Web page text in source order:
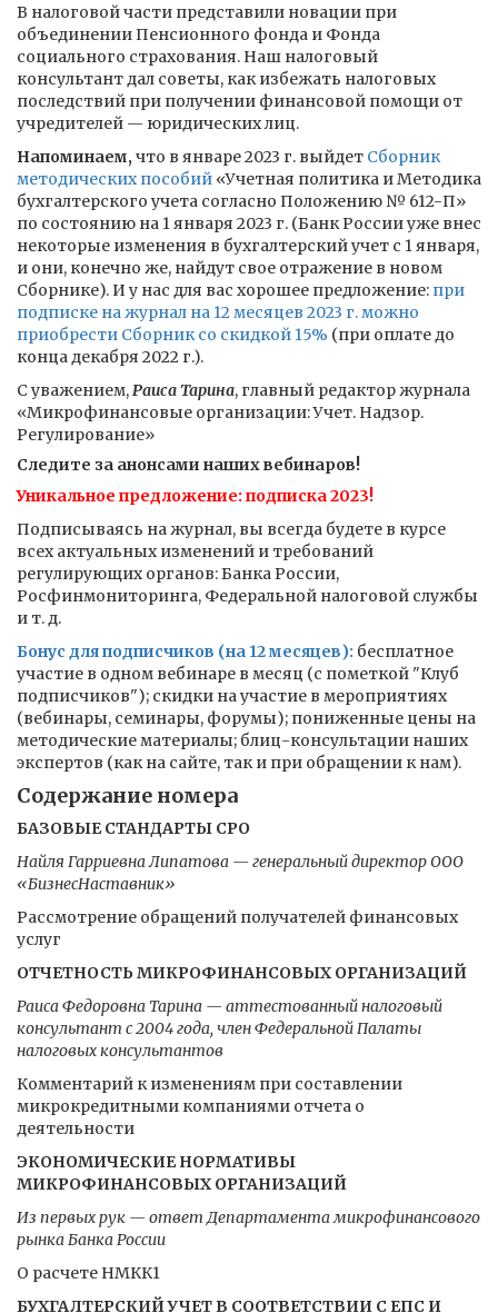
В налоговой части представили новации при
объединении Пенсионного фонда и Фонда
социального страхования. Наш налоговый
консультант дал советы, как избежать налоговых
последствий при получении финансовой помощи от
учредителей — юридических лиц.
Напоминаем, что в январе 2023 г. выйдет Сборник
методических пособий «Учетная политика и Методика
бухгалтерского учета согласно Положению № 612-П»
по состоянию на 1 января 2023 г. (Банк России уже внес
некоторые изменения в бухгалтерский учет с 1 января,
и они, конечно же, найдут свое отражение в новом
Сборнике). И у нас для вас хорошее предложение: при
подписке на журнал на 12 месяцев 2023 г. можно
приобрести Сборник со скидкой 15% (при оплате до
конца декабря 2022 г.).
С уважением,Раиса Тарина, главный редактор журнала
«Микрофинансовые организации: Учет. Надзор.
Регулирование»
Следите за анонсами наших вебинаров!
Уникальное предложение: подписка 2023!
Подписываясь на журнал, вы всегда будете в курсе
всех актуальных изменений и требований
регулирующих органов: Банка России,
Росфинмониторинга, Федеральной налоговой службы
и т. д.
Бонус для подписчиков (на 12 месяцев): бесплатное
участие в одном вебинаре в месяц (с пометкой "Клуб
подписчиков"); скидки на участие в мероприятиях
(вебинары, семинары, форумы); пониженные цены на
методические материалы; блиц-консультации наших
экспертов (как на сайте, так и при обращении к нам).
Содержание номера
БАЗОВЫЕ СТАНДАРТЫ СРО
Найля Гарриевна Липатова — генеральный директор ООО
«БизнесНаставник»
Рассмотрение обращений получателей финансовых
услуг
ОТЧЕТНОСТЬ МИКРОФИНАНСОВЫХ ОРГАНИЗАЦИЙ
Раиса Федоровна Тарина — аттестованный налоговый
консультант с 2004 года, член Федеральной Палаты
налоговых консультантов
Комментарий к изменениям при составлении
микрокредитными компаниями отчета о
деятельности
ЭКОНОМИЧЕСКИЕ НОРМАТИВЫ
МИКРОФИНАНСОВЫХ ОРГАНИЗАЦИЙ
Из первых рук — ответ Департамента микрофинансового
рынка Банка России
О расчете НМКК1
БУХГАЛТЕРСКИЙ УЧЕТ В СООТВЕТСТВИИ С ЕПС И